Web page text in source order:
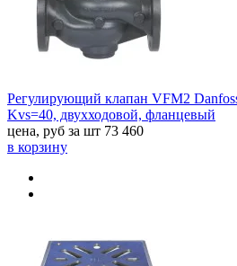
Регулирующий клапан VFM2
Kvs=40, двухходовой, фланцевый
цена, руб за шт 73 460
в корзину